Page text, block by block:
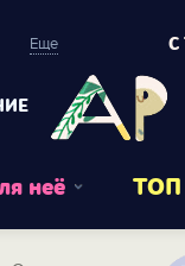
Еще
неё ТОП